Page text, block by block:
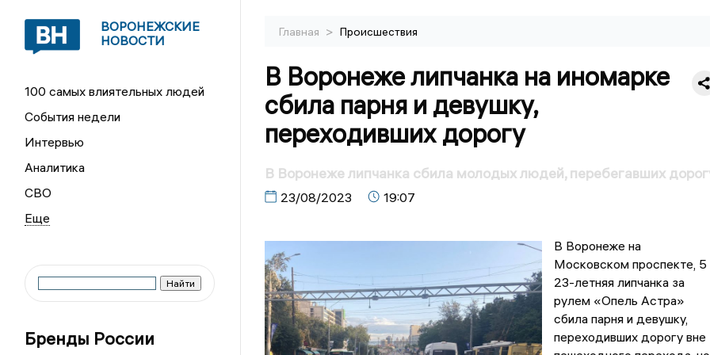
ВОРОНЕЖСКИЕ
НОВОСТИ
100 самых влиятельных людей
События недели
Интервью
Аналитика
СВО
Бренды России
Главная > Происшествия
В Воронеже липчанка на иномарке
сбила парня и девушку,
переходивших дорогу
В Воронеже липчанка сбила молодых людей, перебегавших
23/08/2023 19:07
В Воронеже на
Московском проспекте, 5
23-летняя липчанка за
рулем «Опель Астра»
сбила парня и девушку,
переходивших дорогу вне